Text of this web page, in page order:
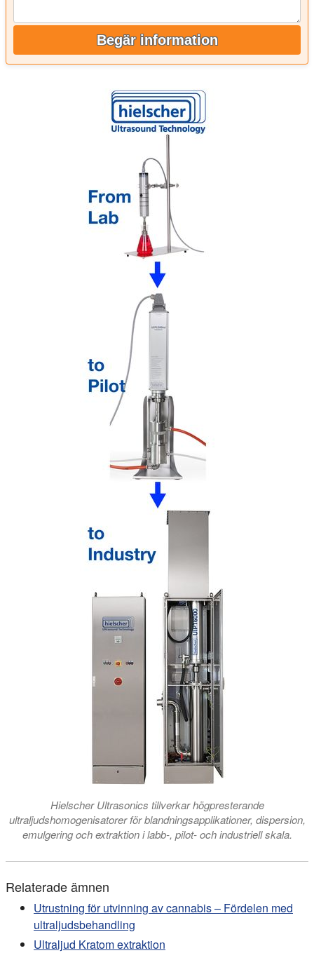
Begär information
Hielscher Ultrasonics tillverkar högpresterande
ultraljudshomogenisatorer för blandningsapplikationer, dispersion,
emulgering och extraktion i labb-, pilot- och industriell skala.
Relaterade ämnen
Utrustning för utvinning av cannabis – Fördelen med
ultraljudsbehandling
Ultraljud Kratom extraktion